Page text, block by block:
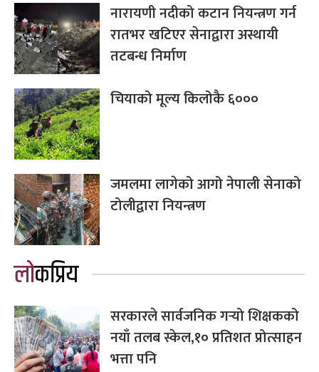
नारायणी नदीको कटान नियन्त्रण गर्न
रातभर खटिएर सेनाद्वारा अस्थायी
तटबन्ध निर्माण
चियाको मूल्य किलोकै ६०००
जमलमा लागेको आगो नेपाली सेनाको
टोलीद्वारा नियन्त्रण
लोकप्रिय
सरकारले सार्वजनिक गर्‍यो शिक्षकको
नयाँ तलब स्केल,१० प्रतिशत प्रोत्साहन
भत्ता पनि